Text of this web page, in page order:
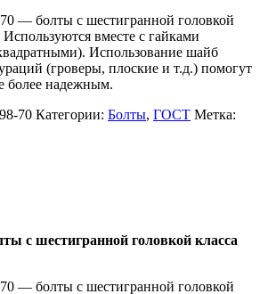
— болты с шестигранной головкой
вместе с гайками
Использование шайб
(гроверы, плоские и т.д.) помогут
более надежным.
70 Категории: Болты, ГОСТ Метка:
с шестигранной головкой класса
— болты с шестигранной головкой